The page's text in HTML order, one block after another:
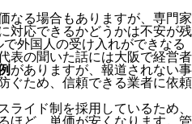
なる場合もありますが、専門家
対応できるかどうかは不安が残
外国人の受け入れができなる
表の聞いた話には大阪で経営者
がありますが、報道されない事
ぐため、信頼できる業者に依頼
ライド制を採用しているため、
ほど、単価が安くなります。管